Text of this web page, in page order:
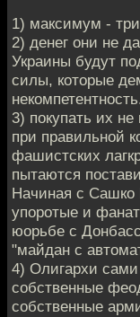
1) максимум -
2) денег они не
Украины будут
силы, которые
3) покупать их
при правильной
фашистских
пытаются
Начиная с
упоротые и
юорьбе с
"майдан с
4) Олигархи сами
собственные
собственные